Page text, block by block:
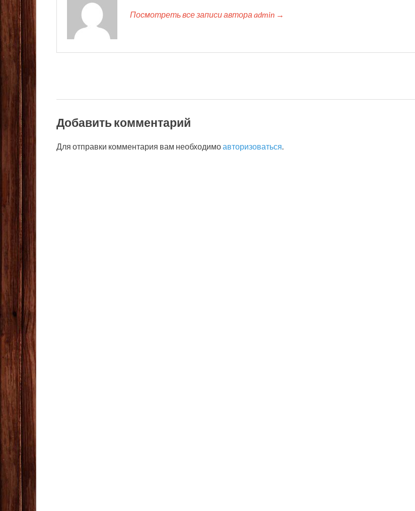
Посмотреть все записи автора admin →
Добавить комментарий
Для отправки комментария вам необходимоавторизоваться.